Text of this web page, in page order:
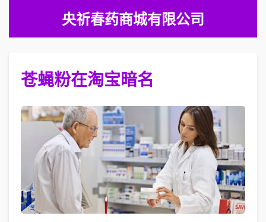
央祈春药商城有限公司
苍蝇粉在淘宝暗名